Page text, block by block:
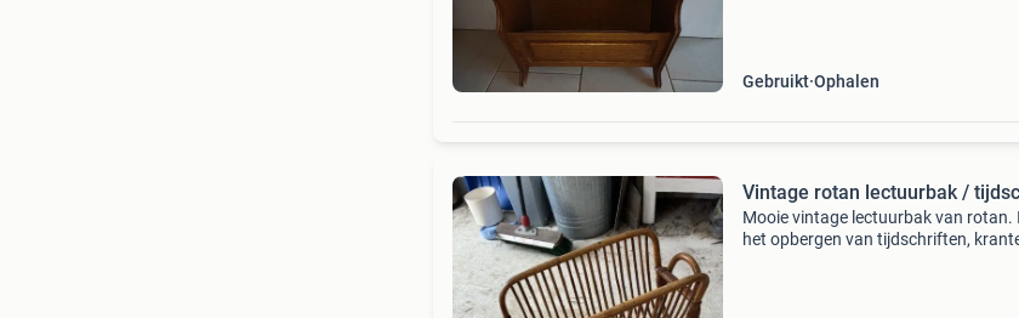
Gebruikt Ophalen
Vintage rotan lectuurbak /
Mooie vintage lectuurbak van rotan.
het opbergen van tijdschriften,